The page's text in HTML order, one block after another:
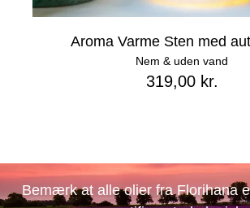
Aroma Varme Sten med
Nem & uden vand
319,00 kr.
Bemærk at alle olier fra Florihana